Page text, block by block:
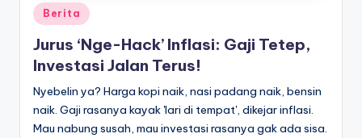
Posted
in
Berita
Jurus ‘Nge-Hack’ Inflasi: Gaji Tetep,
Investasi Jalan Terus!
Nyebelin ya? Harga kopi naik, nasi padang naik, bensin
naik. Gaji rasanya kayak 'lari di tempat', dikejar inflasi.
Mau nabung susah, mau investasi rasanya gak ada sisa.